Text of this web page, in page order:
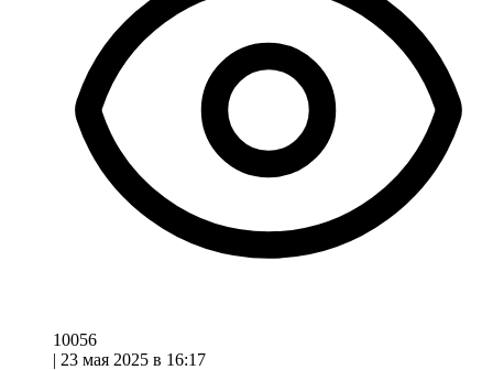
10056
| 23 мая 2025 в 16:17